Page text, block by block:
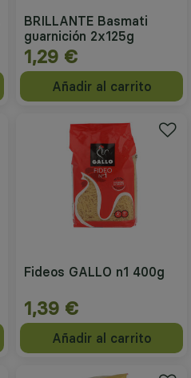
BRILLANTE Basmati
guarnición 2x125g
1,29 €
Añadir al carrito
Fideos GALLO n1 400g
1,39 €
Añadir al carrito